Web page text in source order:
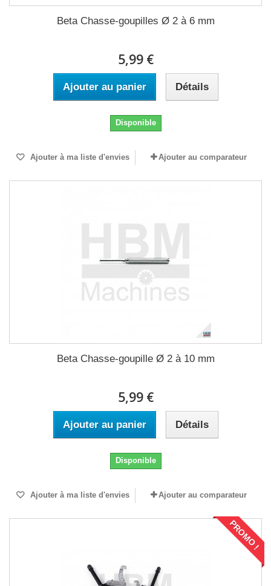
Beta Chasse-goupilles Ø 2 à 6 mm
5,99 €
Ajouter au panier Détails
Disponible
Ajouter à ma liste d'envies Ajouter au comparateur
Beta Chasse-goupille Ø 2 à 10 mm
5,99 €
Ajouter au panier Détails
Disponible
Ajouter à ma liste d'envies Ajouter au comparateur
PROMO !